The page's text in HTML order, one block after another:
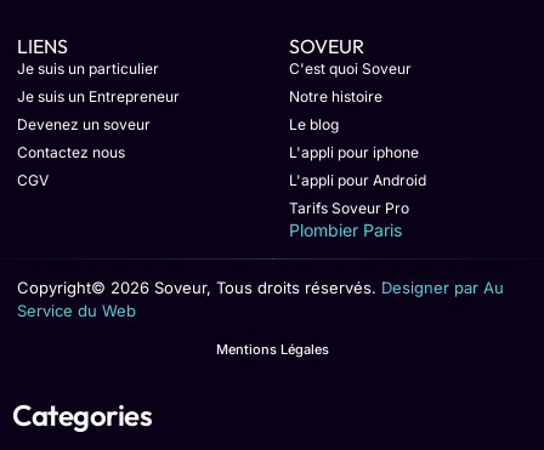
LIENS
Je suis un particulier
Je suis un Entrepreneur
Devenez un soveur
Contactez nous
CGV
SOVEUR
C'est quoi Soveur
Notre histoire
Le blog
L'appli pour iphone
L'appli pour Android
Tarifs Soveur Pro
Plombier Paris
Copyright© 2026 Soveur, Tous droits réservés. Designer par Au
Service du Web
Mentions Légales
Categories